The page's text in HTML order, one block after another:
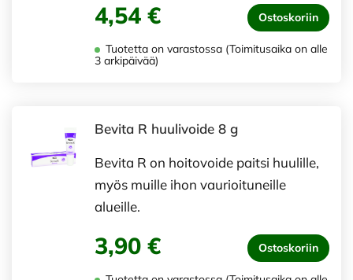
4,54 € Ostoskoriin
Tuotetta on varastossa (Toimitusaika on alle
3 arkipäivää)
Bevita R huulivoide 8 g
Bevita R on hoitovoide paitsi huulille,
myös muille ihon vaurioituneille
alueille.
3,90 € Ostoskoriin